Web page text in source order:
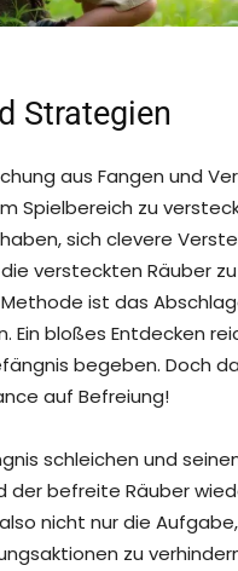
Strategien
aus Fangen und
Spielbereich zu
sich clevere
versteckten Räuber
ist das
Ein bloßes Entdecken
begeben. Doch
auf Befreiung!
schleichen und
befreite Räuber
nicht nur die
zu